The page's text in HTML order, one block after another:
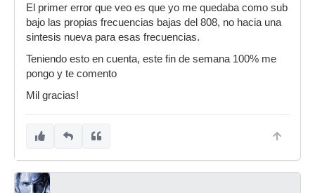
El primer error que veo es que yo me quedaba como sub
bajo las propias frecuencias bajas del 808, no hacia una
sintesis nueva para esas frecuencias.
Teniendo esto en cuenta, este fin de semana 100% me
pongo y te comento
Mil gracias!